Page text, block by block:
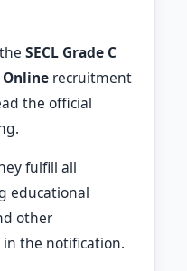
SECL Grade C
recruitment
the official
fulfill all
educational
other
the notification.